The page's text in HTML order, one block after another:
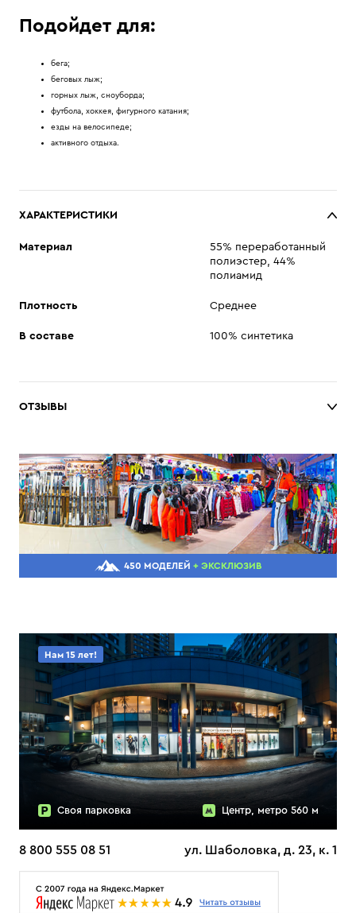
Подойдет для:
бега;
беговых лыж;
горных лыж, сноуборда;
футбола, хоккея, фигурного катания;
езды на велосипеде;
активного отдыха.
ХАРАКТЕРИСТИКИ
Материал
55% переработанный
полиэстер, 44%
полиамид
Плотность Среднее
В составе 100% синтетика
ОТЗЫВЫ
450 МОДЕЛЕЙ + ЭКСКЛЮЗИВ
Нам 15 лет!
Своя парковка Центр, метро 560 м
8 800 555 08 51 ул. Шаболовка, д. 23, к. 1